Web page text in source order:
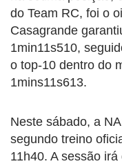
do Team RC, foi o
Casagrande
1min11s510,
o top-10 dentro do
1mins11s613.
Neste sábado, a
segundo treino
11h40. A sessão